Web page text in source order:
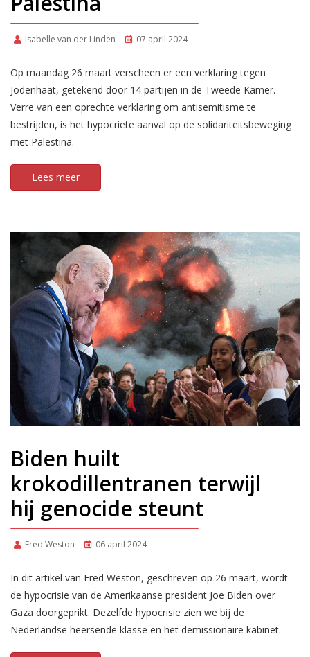
Isabelle van der Linden 07 april 2024
Op maandag 26 maart verscheen er een verklaring tegen
Jodenhaat, getekend door 14 partijen in de Tweede Kamer.
Verre van een oprechte verklaring om antisemitisme te
bestrijden, is het hypocriete aanval op de solidariteitsbeweging
met Palestina.
Lees meer
Biden huilt
krokodillentranen terwijl
hij genocide steunt
Fred Weston 06 april 2024
In dit artikel van Fred Weston, geschreven op 26 maart, wordt
de hypocrisie van de Amerikaanse president Joe Biden over
Gaza doorgeprikt. Dezelfde hypocrisie zien we bij de
Nederlandse heersende klasse en het demissionaire kabinet.